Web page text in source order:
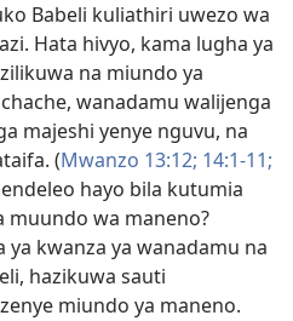
Babeli kuliathiri uwezo wa
Hata hivyo, kama lugha ya
na miundo ya
wanadamu walijenga
majeshi yenye nguvu, na
(Mwanzo 13:12; 14:1-11;
hayo bila kutumia
muundo wa maneno?
ya kwanza ya wanadamu na
hazikuwa sauti
miundo ya maneno.